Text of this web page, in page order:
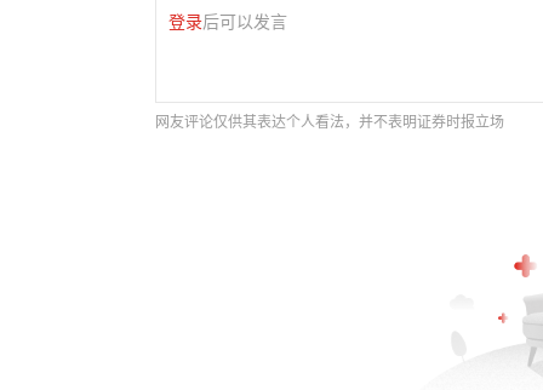
登录后可以发言
网友评论仅供其表达个人看法，并不表明证券时报立场